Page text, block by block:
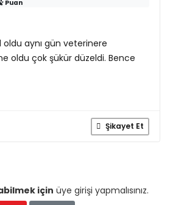
Puan
oldu aynı gün veterinere
oldu çok şükür düzeldi. Bence
Şikayet Et
için üye girişi yapmalısınız.